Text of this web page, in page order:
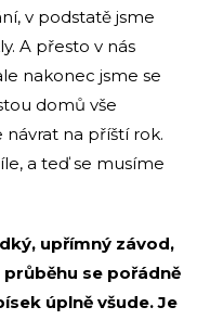
v podstatě jsme
A přesto v nás
nakonec jsme se
domů vše
na příští rok.
a teď se musíme
upřímný závod,
se pořádně
úplně všude. Je